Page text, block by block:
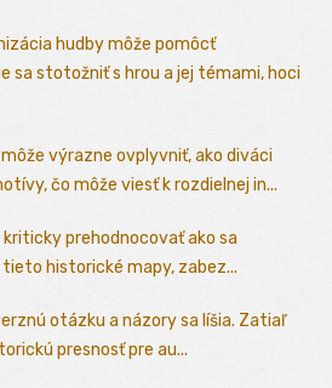
hudby môže pomôcť
sa stotožniť s hrou a jej témami, hoci
môže výrazne ovplyvniť, ako diváci
čo môže viesť k rozdielnej in...
kriticky prehodnocovať ako sa
historické mapy, zabez...
otázku a názory sa líšia. Zatiaľ
presnosť pre au...